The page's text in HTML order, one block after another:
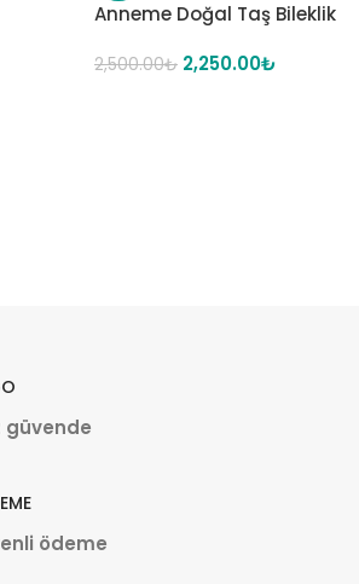
Anneme Doğal Taş Bileklik
2,500.00₺ 2,250.00₺
güvende
ödeme